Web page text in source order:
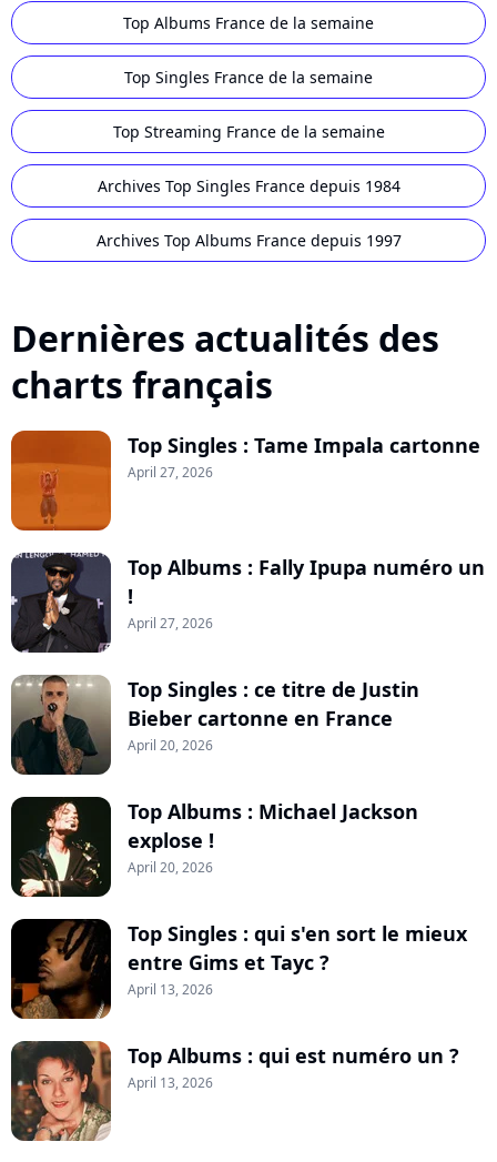
Top Albums France de la semaine
Top Singles France de la semaine
Top Streaming France de la semaine
Archives Top Singles France depuis 1984
Archives Top Albums France depuis 1997
Dernières actualités des
charts français
Top Singles : Tame Impala cartonne
April 27, 2026
Top Albums : Fally Ipupa numéro un
!
April 27, 2026
Top Singles : ce titre de Justin
Bieber cartonne en France
April 20, 2026
Top Albums : Michael Jackson
explose !
April 20, 2026
Top Singles : qui s'en sort le mieux
entre Gims et Tayc ?
April 13, 2026
Top Albums : qui est numéro un ?
April 13, 2026